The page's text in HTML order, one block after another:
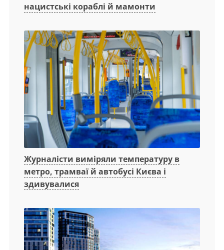
нацистські кораблі й мамонти
Журналісти виміряли температуру в
метро, трамваї й автобусі Києва і
здивувалися